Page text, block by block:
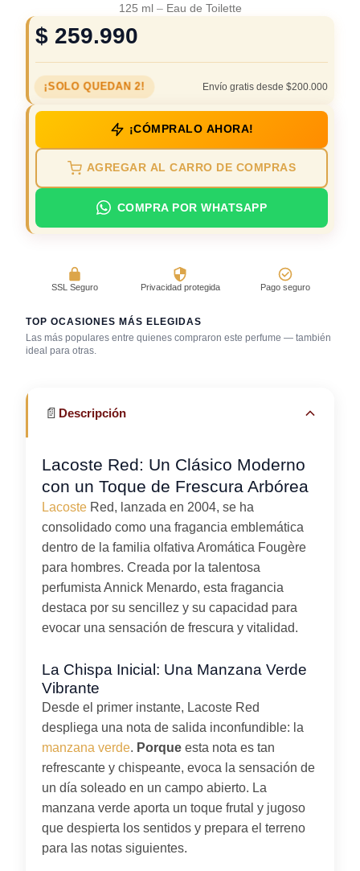
125 ml – Eau de Toilette
$ 259.990
¡SOLO QUEDAN 2! Envío gratis desde $200.000
¡CÓMPRALO AHORA!
AGREGAR AL CARRO DE COMPRAS
COMPRA POR WHATSAPP
SSL Seguro Privacidad protegida Pago seguro
TOP OCASIONES MÁS ELEGIDAS
Las más populares entre quienes compraron este perfume — también
ideal para otras.
Gimnasio
📄 Descripción
Lacoste Red: Un Clásico Moderno
con un Toque de Frescura Arbórea
Lacoste Red, lanzada en 2004, se ha
consolidado como una fragancia emblemática
dentro de la familia olfativa Aromática Fougère
para hombres. Creada por la talentosa
perfumista Annick Menardo, esta fragancia
destaca por su sencillez y su capacidad para
evocar una sensación de frescura y vitalidad.
La Chispa Inicial: Una Manzana Verde
Vibrante
Desde el primer instante, Lacoste Red
despliega una nota de salida inconfundible: la
manzana verde. Porque esta nota es tan
refrescante y chispeante, evoca la sensación de
un día soleado en un campo abierto. La
manzana verde aporta un toque frutal y jugoso
que despierta los sentidos y prepara el terreno
para las notas siguientes.